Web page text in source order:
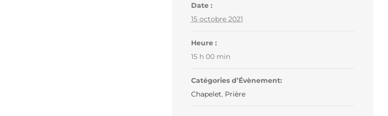
Date :
15 octobre 2021
Heure :
15 h 00 min
Catégories d’Évènement:
Chapelet, Prière